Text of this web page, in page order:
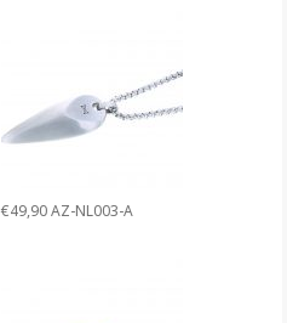
€49,90 AZ-NL003-A